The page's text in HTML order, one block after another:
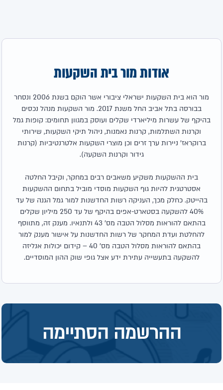
אודות מור בית השקעות
מור הוא בית השקעות ישראלי ציבורי אשר הוקם בשנת 2006 ונסחר
בבורסה בתל אביב החל משנת 2017. מור השקעות מנהל נכסים
בהיקף של עשרות מיליארדי שקלים ועוסק במגוון תחומים: קופות גמל
וקרנות השתלמות, קרנות נאמנות, ניהול תיקי השקעות, שירותי
ברוקראז' ניירות ערך זרים וכן מוצרי השקעות אלטרנטיביות (קרנות
גידור וקרנות השקעה).
בית ההשקעות משקיע משאבים רבים במחקר, וקיבל החלטה
אסטרטגית להיות גוף השקעות מוסדי מוביל בתחום ההשקעות
בהייטק. כחלק מכך, העניקה רשות החדשנות למור גמל הגנה של עד
40% להשקעה בסטארט-אפים בהיקף של עד 250 מיליון שקלים
בהתאם להוראות מסלול הטבה מס' 43 ולתנאיו. מענק זה, מתווסף
להחלטת ועדת המחקר של רשות החדשנות על אישור מענק למור
בהתאם להוראות מסלול הטבה מס' 40 – קידום יכולות אנליזה
להשקעה בתעשייה עתירת ידע אצל גופי שוק ההון המוסדיים.
ההרשמה הסתיימה